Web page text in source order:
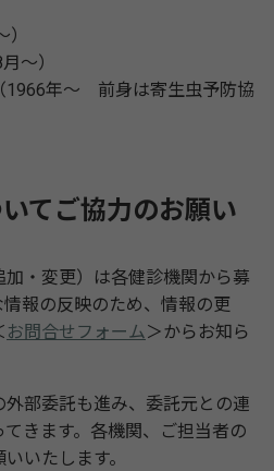
～）
年～ 前身は寄生虫予防協
てご協力のお願い
・変更）は各健診機関から募
報の反映のため、情報の更
お問合せフォーム ＞からお知ら
部委託も進み、委託元との連
きます。各機関、ご担当者の
いたします。